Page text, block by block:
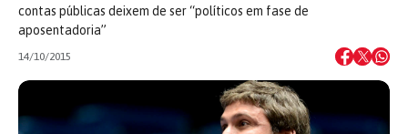
contas públicas deixem de ser “políticos em fase de
aposentadoria”
14/10/2015